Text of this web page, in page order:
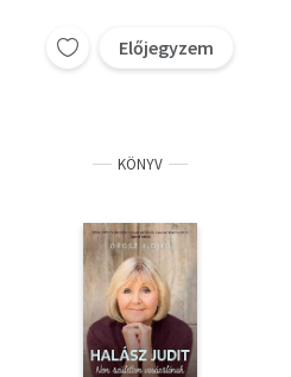
Előjegyzem
KÖNYV